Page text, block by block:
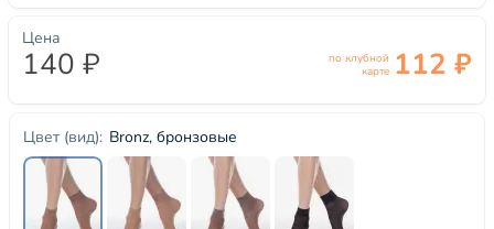
Цвет (вид): Bronz, бронзовые
Цена
140 ₽
по клубной
карте 112 ₽